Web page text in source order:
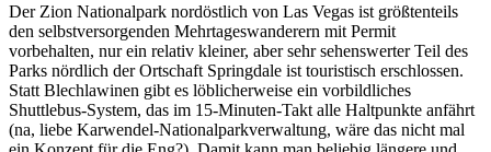
Der Zion Nationalpark nordöstlich von Las Vegas ist größtenteils
den selbstversorgenden Mehrtageswanderern mit Permit
vorbehalten, nur ein relativ kleiner, aber sehr sehenswerter Teil des
Parks nördlich der Ortschaft Springdale ist touristisch erschlossen.
Statt Blechlawinen gibt es löblicherweise ein vorbildliches
Shuttlebus-System, das im 15-Minuten-Takt alle Haltpunkte anfährt
(na, liebe Karwendel-Nationalparkverwaltung, wäre das nicht mal